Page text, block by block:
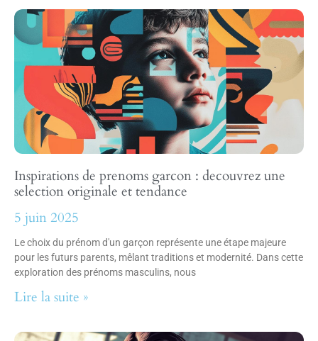
Inspirations de prenoms garcon : decouvrez une
selection originale et tendance
5 juin 2025
Le choix du prénom d'un garçon représente une étape majeure
pour les futurs parents, mêlant traditions et modernité. Dans cette
exploration des prénoms masculins, nous
Lire la suite »